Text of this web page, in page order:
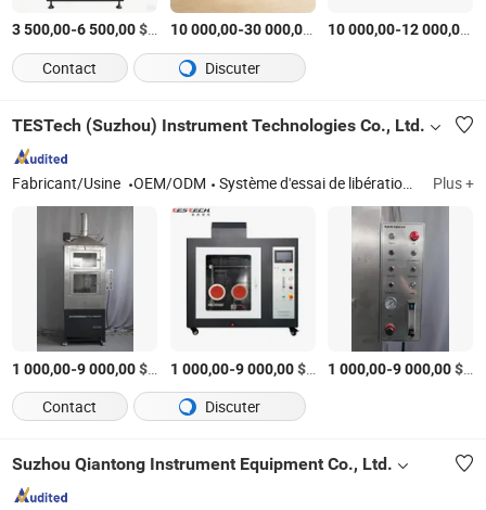
3 500,00-6 500,00$US /Pièce
10 000,00-30 000,00 $US/Pièce
10 000,00-12 000,00
Contact
Discuter
TESTech (Suzhou) Instrument Technologies Co., Ltd.
Fabricant/Usine OEM/ODM Système d'essai de libération de chaleur de batterie de traction lithium-ion ; calorimètre conique ; chambre de densité de fumée NBS ; UL-94 testeur de flammabilité ; machine de test de contenu en gaz acide halogéné Plus +
1 000,00-9 000,00$US /Pièce
1 000,00-9 000,00$US /Pièce
1 000,00-9 000,00$US
Contact
Discuter
Suzhou Qiantong Instrument Equipment Co., Ltd.